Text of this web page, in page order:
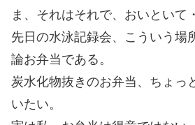
ま、それはそれで、おいといて
先日の水泳記録会、こういう場
論お弁当である。
炭水化物抜きのお弁当、ちょっ
いたい。